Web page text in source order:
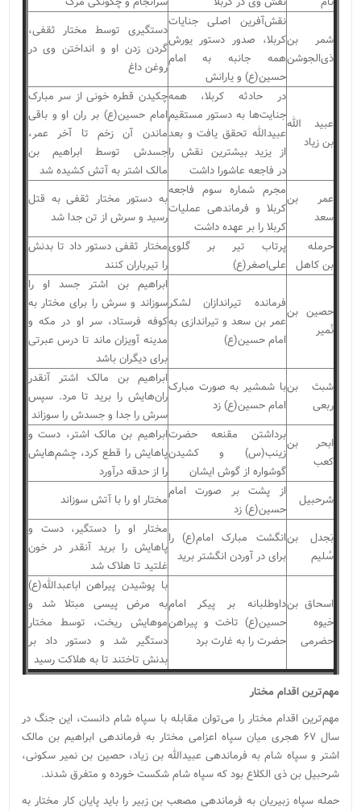
شمر بن
ذی‌الجوشن
نقش‌آفرین اصلی جنایات
کربلا، صدور دستور یورش
همه جانبه به امام
حسین(ع) و یارانش
دستگیری توسط مختار ثقفی،
گردن زدن او و انداختن وی در
روغن داغ
عبید الله
بن زیاد
در حادثه کربلا، همه
جنایت‌ها به دستور مستقیم
عبیدالله تحقق یافت و بعد
از یزید بیشترین نقش را
در فاجعه عاشورا داشت
چکیدن قطره خونی از سر مبارک
امام حسین(ع) بر ران او و باقی
ماندن آن زخم تا آخر عمر،
جسدش توسط ابراهیم بن
مالک اشتر به آتش کشیده شد
عمر بن
سعد
مجرم شماره سوم فاجعه
کربلا و فرماندهی عملیات
کربلا را بر عهده داشت
به دستور مختار ثقفی به قتل
رسید و سرش از تن جدا شد
حرمله
بن کاهل
پرتاب تیر بر گلوی
علی‌اصغر(ع)
مختار ثقفی دستور داد تا بدنش
را تیرباران کنند
حصین بن
نُمیر
فرمانده تیراندازان لشکر
عمر بن سعد و تیراندازی به
امام حسین(ع)
ابراهیم بن اشتر جسد او را
سوزاند و سرش را برای مختار به
کوفه فرستاد، سر او در مکه و
مدینه آویزان ماند تا درس عبرتی
برای دیگران باشد
شبث بن
ربعی
با شمشیر به صورت مبارک
امام حسین(ع) زد
ابراهیم بن مالک اشتر آنقدر
ران‌هایش را برید تا مرد. سپس
سرش را جدا و جسدش را سوزاند
ابحر بن
کعب
برداشتن مقنعه حضرت
زینب(س) و کشیدن
گوشواره از گوش ایشان
ابراهیم بن مالک اشتر، دست و
پاهایش را قطع کرد، چشم‌هایش
را از حدقه درآورد
شرحبیل
از پشت بر صورت امام
حسین(ع) زد
مختار او را با آتش سوزاند
بَجدل بن
سُلیم
انگشت مبارک امام(ع) را
برای در آوردن انگشتر برید
مختار او را دستگیر، دست و
پاهایش را برید آنقدر در خون
غلتید تا هلاک شد
اسحاق بن
حَیوه
حضرمی
داوطلبانه بر پیکر امام
حسین(ع) تاخت و پیراهن
حضرت را به غارت برد
با پوشیدن پیراهن اباعبدالله(ع)
به مرض پیسی مبتلا شد و
موهایش ریخت، توسط مختار
دستگیر شد و دستور داد بر
بدنش تاختند تا به هلاکت رسید
مهم‌ترین اقدام مختار
مهم‌ترین اقدام مختار را می‌توان مقابله با سپاه شام دانست، این جنگ در
سال ۶۷ هجری میان سپاه اعزامی مختار به فرماندهی ابراهیم بن مالک
اشتر و سپاه شام به فرماندهی عبیدالله بن زیاد، حصین بن نمیر سکونی،
شرحبیل بن ذی الکلاع بود که سپاه شام شکست خورده و متفرق شدند.
حمله سپاه زبیریان به فرماندهی مصعب بن زبیر را باید پایان کار مختار به